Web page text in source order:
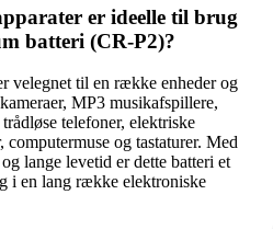
er ideelle til brug
batteri (CR-P2)?
velegnet til en række enheder og
MP3 musikafspillere,
telefoner, elektriske
computermuse og tastaturer. Med
lange levetid er dette batteri et
i en lang række elektroniske